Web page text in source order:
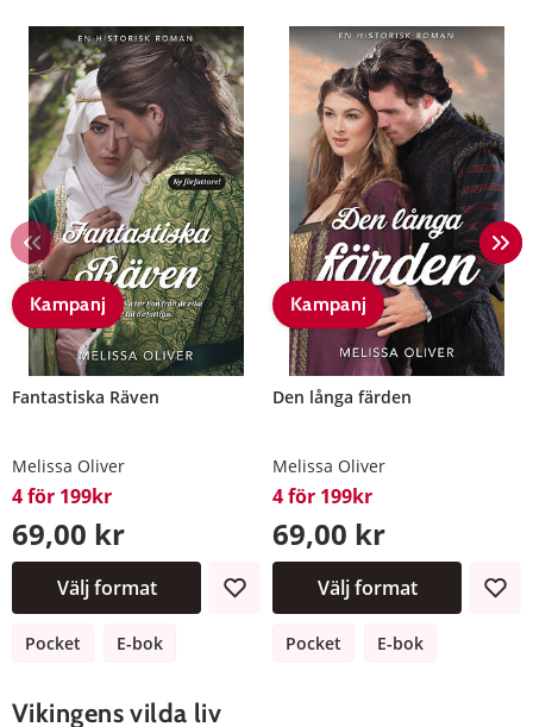
Kampanj
Fantastiska Räven
Melissa Oliver
4 för 199kr
69,00 kr
Välj format
Pocket E-bok
Kampanj
Den långa färden
Melissa Oliver
4 för 199kr
69,00 kr
Välj format
Pocket E-bok
Vikingens vilda liv